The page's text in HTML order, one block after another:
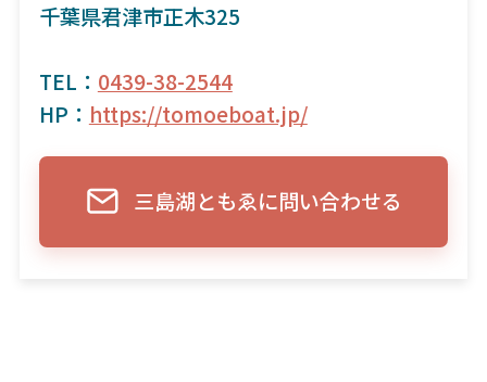
千葉県君津市正木325
TEL： 0439-38-2544
HP： https://tomoeboat.jp/
三島湖ともゑに問い合わせる